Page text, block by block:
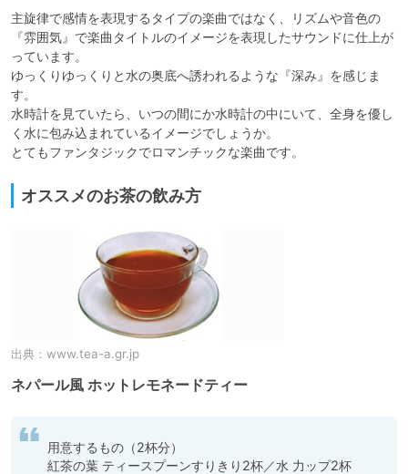
主旋律で感情を表現するタイプの楽曲ではなく、リズムや音色の
『雰囲気』で楽曲タイトルのイメージを表現したサウンドに仕上が
っています。
ゆっくりゆっくりと水の奥底へ誘われるような『深み』を感じま
す。
水時計を見ていたら、いつの間にか水時計の中にいて、全身を優し
く水に包み込まれているイメージでしょうか。
とてもファンタジックでロマンチックな楽曲です。
オススメのお茶の飲み方
出典： www.tea-a.gr.jp
ネパール風 ホットレモネードティー
用意するもの（2杯分）
紅茶の葉 ティースプーンすりきり2杯／水 力ップ2杯